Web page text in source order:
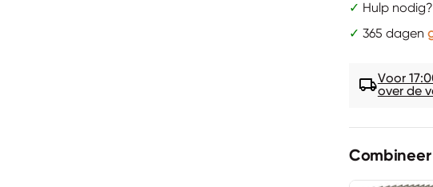
✓ Hulp
✓ 365 dagen
local_shippingVoor
over de